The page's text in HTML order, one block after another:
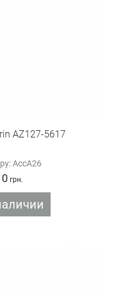
AZ127-5617
AccA26
грн.